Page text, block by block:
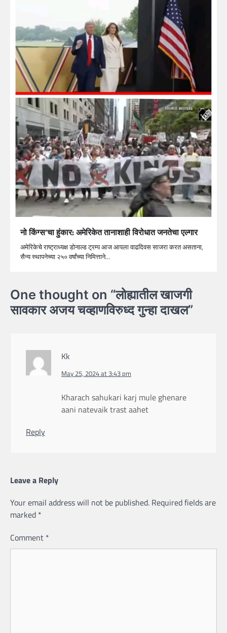
नो किंग्स’चा हुंकार: अमेरिकेत तानाशाही विरोधात जनतेचा एल्गार
अमेरिकेचे राष्ट्राध्यक्ष डोनाल्ड ट्रम्प आज आपला वाढदिवस साजरा करत असताना,
सैन्य स्थापनेच्या २५० वर्षांच्या निमित्ताने…
One thought on “लोह्यातील खाजगी
सावकार अजय चव्हाणविरुध्द गुन्हा दाखल”
Kk
May 25, 2024 at 3:43 pm
Kharach sahukari karj mule ghenare
aani natevaik trast aahet
Reply
Leave a Reply
Your email address will not be published. Required fields are
marked *
Comment *